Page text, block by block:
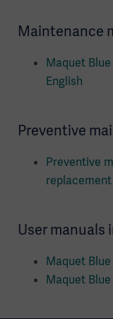
Maintenance
Maquet
English
Preventive
Preventive
User manuals
Maquet
Maquet